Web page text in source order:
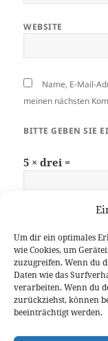
Um dir ein optimales
wie Cookies, um
zuzugreifen. Wenn du
Daten wie das
verarbeiten. Wenn du
zurückziehst, können
beeinträchtigt werden.
WEBSITE
Name, E-Mail-
meinen nächsten
BITTE GEBEN SIE
5 × drei =
Beitragsnavigation
WEITER
Nächster
3D-Druck im